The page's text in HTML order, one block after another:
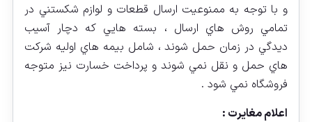
و با توجه به ممنوعيت ارسال قطعات و لوازم شكستني در
تمامي روش هاي ارسال ،‌ بسته هايي كه دچار آسيب
ديدگي در زمان حمل شوند ، شامل بيمه هاي اوليه شركت
هاي حمل و نقل نمي شوند و پرداخت خسارت نيز متوجه
فروشگاه نمي شود .
اعلام مغايرت :